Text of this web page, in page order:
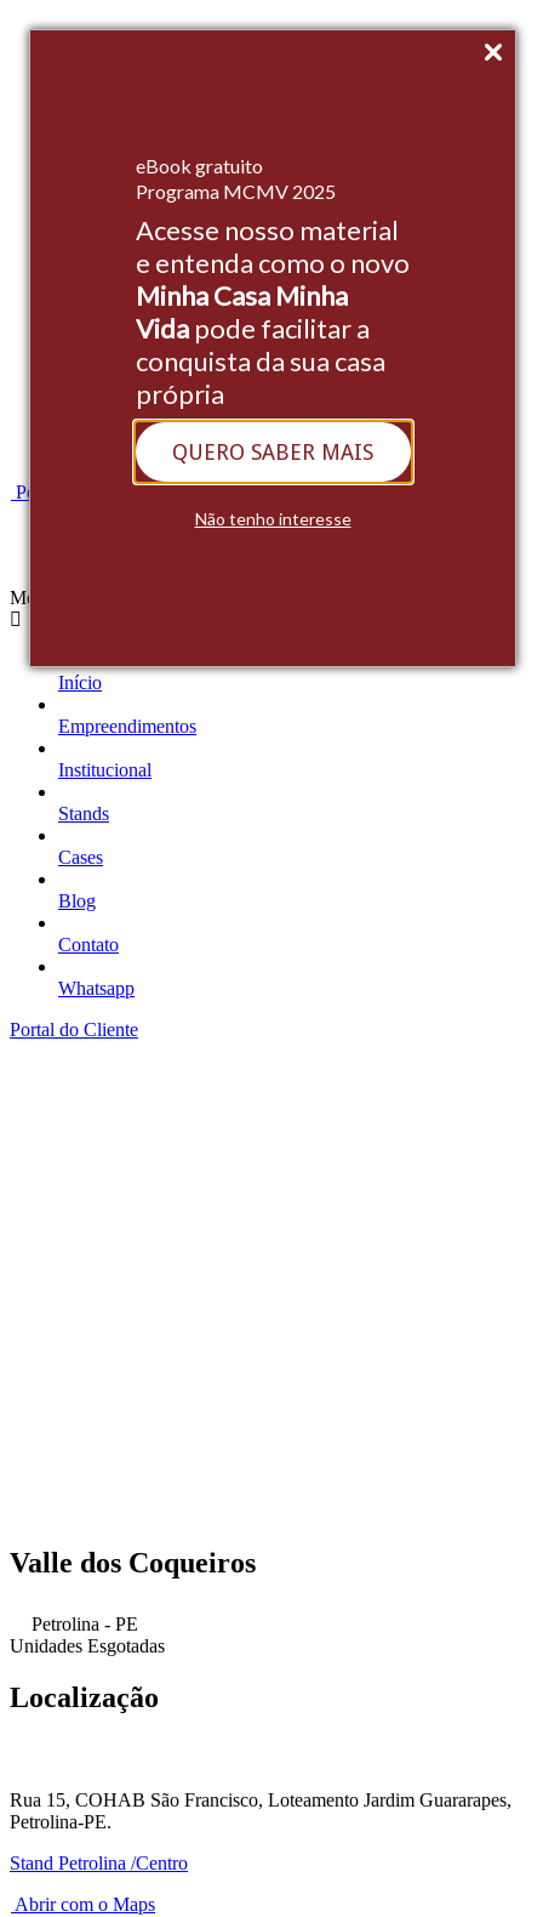
eBook gratuito
Programa MCMV 2025
Acesse nosso material
e entenda como o novo
Minha Casa Minha
Vidapode facilitar a
conquista da sua casa
própria
QUERO SABER MAIS
Não tenho interesse
Empreendimentos
Institucional
Portal do Cliente
Menu
Início
Empreendimentos
Institucional
Stands
Cases
Blog
Contato
Whatsapp
Portal do Cliente
Valle dos Coqueiros
Petrolina - PE
Unidades Esgotadas
Localização
Rua 15, COHAB São Francisco, Loteamento Jardim Guararapes,
Petrolina-PE.
Stand Petrolina /Centro
Abrir com o Maps